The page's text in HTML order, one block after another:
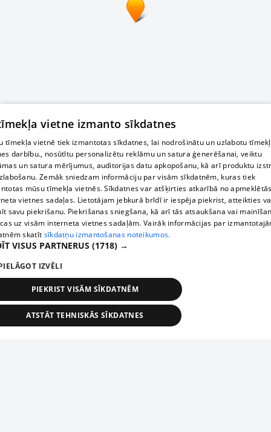
vietne izmanto sīkdatnes
tīmekļa vietnē tiek izmantotas sīkdatnes, lai nodrošinātu un uzlabotu
darbību., nosūtītu personalizētu reklāmu un satura ģenerēšanai, veiktu
un satura mērījumus, auditorijas datu apkopošanu, kā arī produktu
Zemāk sniedzam informāciju par visām sīkdatnēm, kuras tiek
mūsu tīmekļa vietnēs. Sīkdatnes var atšķirties atkarībā no
vietnes sadaļas. Lietotājam jebkurā brīdī ir iespēja piekrist, atteikties
savu piekrišanu. Piekrišanas sniegšana, kā arī tās atsaukšana vai
uz visām interneta vietnes sadaļām. Vairāk informācijas par
skatīt sīkdatņu izmantošanas noteikumos.
VISUS PARTNERUS (1718) →
IZVĒLI
PIEKRIST VISĀM SĪKDATNĒM
ATSTĀT TEHNISKĀS SĪKDATNES